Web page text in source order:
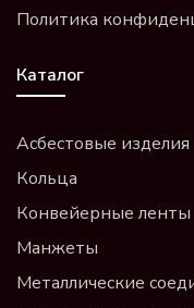
Политика
Каталог
Асбестовые изделия
Кольца
Конвейерные ленты
Манжеты
Металлические